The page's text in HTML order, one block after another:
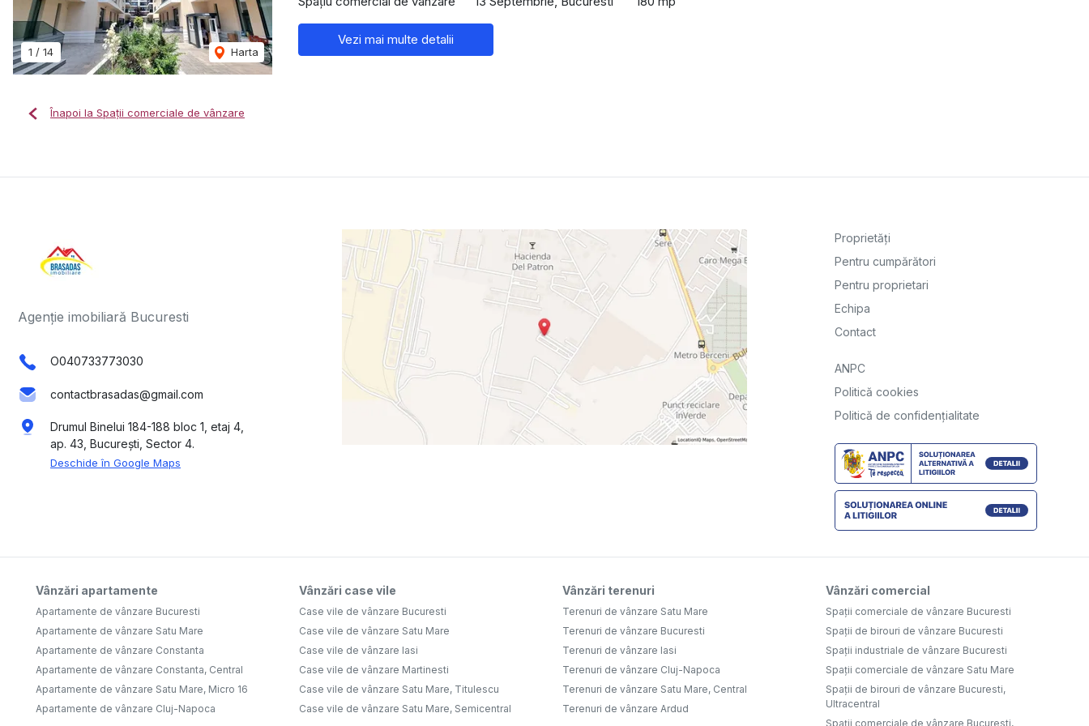
1 / 14 Harta
Vezi mai multe detalii
Înapoi la Spații comerciale de vânzare
Agenție imobiliară Bucuresti
O040733773030
contactbrasadas@gmail.com
Drumul Binelui 184-188 bloc 1, etaj 4,
ap. 43, București, Sector 4.
Deschide în Google Maps
Proprietăți
Pentru cumpărători
Pentru proprietari
Echipa
Contact
ANPC
Politică cookies
Politică de confidențialitate
Vânzări apartamente
Apartamente de vânzare Bucuresti
Apartamente de vânzare Satu Mare
Apartamente de vânzare Constanta
Apartamente de vânzare Constanta, Central
Apartamente de vânzare Satu Mare, Micro 16
Apartamente de vânzare Cluj-Napoca
Vânzări case vile
Case vile de vânzare Bucuresti
Case vile de vânzare Satu Mare
Case vile de vânzare Iasi
Case vile de vânzare Martinesti
Case vile de vânzare Satu Mare, Titulescu
Case vile de vânzare Satu Mare, Semicentral
Vânzări terenuri
Terenuri de vânzare Satu Mare
Terenuri de vânzare Bucuresti
Terenuri de vânzare Iasi
Terenuri de vânzare Cluj-Napoca
Terenuri de vânzare Satu Mare, Central
Terenuri de vânzare Ardud
Vânzări comercial
Spații comerciale de vânzare Bucuresti
Spații de birouri de vânzare Bucuresti
Spații industriale de vânzare Bucuresti
Spații comerciale de vânzare Satu Mare
Spații de birouri de vânzare Bucuresti,
Ultracentral
Spații comerciale de vânzare Bucuresti,